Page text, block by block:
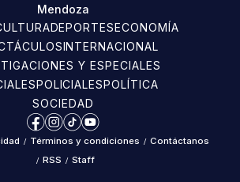
Mendoza
DEPORTESECONOMÍA
INTERNACIONAL
Y ESPECIALES
POLICIALESPOLÍTICA
SOCIEDAD
Facebook
Instagram
TikTokYouTube
/ Términos y condiciones / Contáctanos
/ RSS / Staff